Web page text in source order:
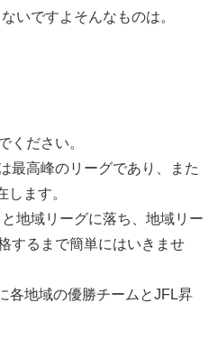
いですよそんなものは。
ください。
最高峰のリーグであり、また
ます。
地域リーグに落ち、地域リー
するまで簡単にはいきませ
各地域の優勝チームとJFL昇